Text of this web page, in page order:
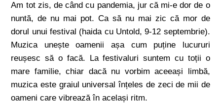
Am tot zis, de când cu pandemia, jur că mi-e dor de o
nuntă, de nu mai pot. Ca să nu mai zic că mor de
dorul unui festival (haida cu Untold, 9-12 septembrie).
Muzica unește oamenii așa cum puține lucururi
reușesc să o facă. La festivaluri suntem cu toții o
mare familie, chiar dacă nu vorbim aceeași limbă,
muzica este graiul universal înțeles de zeci de mii de
oameni care vibrează în același ritm.